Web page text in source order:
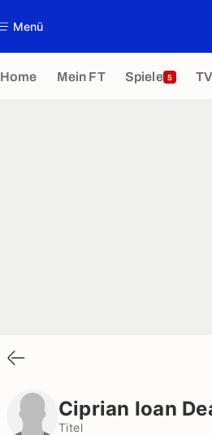
Menü
Home Mein FT Spiele 5
Ciprian Ioan
Titel